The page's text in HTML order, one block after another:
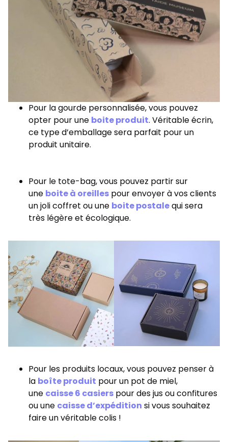
Pour la gourde personnalisée, vous pouvez
opter pour une boite produit. Véritable écrin,
ce type d’emballage sera parfait pour un
produit unitaire.
Pour le tote-bag, vous pouvez partir sur
une boite à oreilles pour envoyer à vos clients
un joli coffret ou une boite postalequi sera
très légère et écologique.
Pour les produits locaux, vous pouvez penser à
la boîte produit pour un pot de miel,
une caisse 6 casiers pour des jus ou confitures
ou une caisse d’expédition si vous souhaitez
faire un véritable colis !